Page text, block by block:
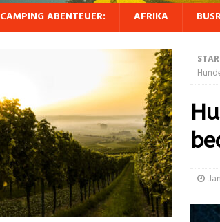
Momente zu zweit
PERFEKTE HOTELS FÜR
CAMPING ABENTEUER: AFRIKA